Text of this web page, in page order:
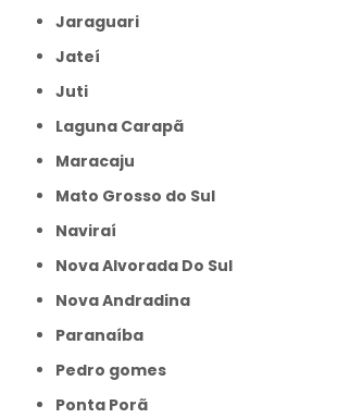
Jaraguari
Jateí
Juti
Laguna Carapã
Maracaju
Mato Grosso do Sul
Naviraí
Nova Alvorada Do Sul
Nova Andradina
Paranaíba
Pedro gomes
Ponta Porã